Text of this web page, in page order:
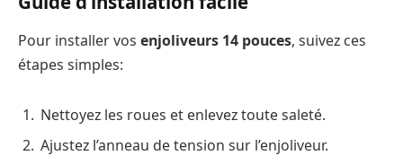
Pour installer vos enjoliveurs 14 pouces, suivez ces
étapes simples:
Nettoyez les roues et enlevez toute saleté.
Ajustez l’anneau de tension sur l’enjoliveur.